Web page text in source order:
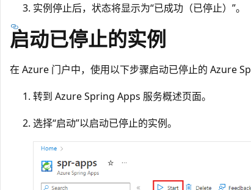
实例停止后，状态将显示为“已成功（已停止）”。
启动已停止的实例
在 Azure 门户中，使用以下步骤启动已停止的 Azure
转到 Azure Spring Apps 服务概述页面。
选择“启动”以启动已停止的实例。